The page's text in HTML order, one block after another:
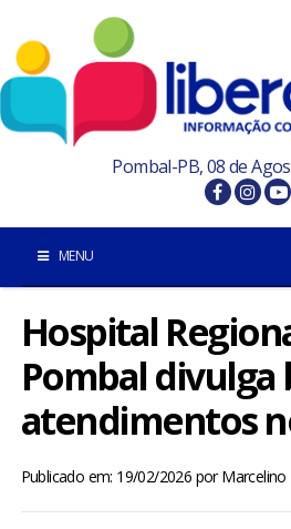
Pombal-PB, 08 de
MENU
INÍCIO
POMBAL E REGIÃO
BRASIL
Hospital
Pombal divulga
atendimentos
Publicado em: 19/02/2026 por